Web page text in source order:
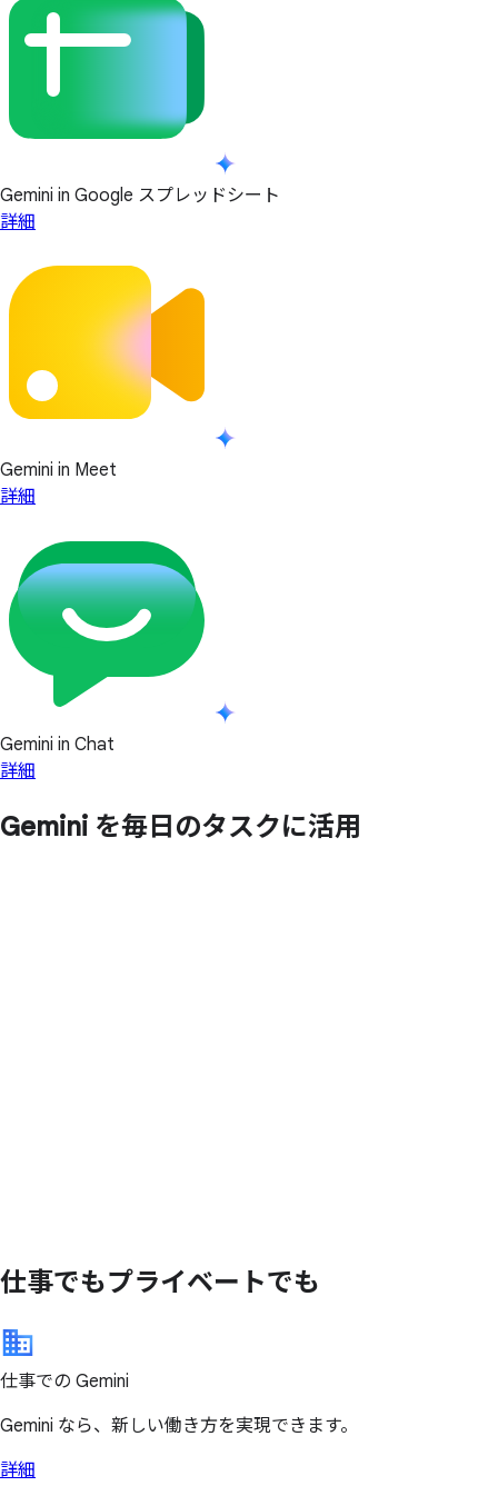
Gemini in Google スプレッドシート
詳細
Gemini in Meet
詳細
Gemini in Chat
詳細
Gemini を毎日のタスクに活用
仕事でもプライベートでも
仕事での Gemini
Gemini なら、新しい働き方を実現できます。
詳細